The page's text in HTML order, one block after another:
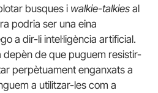
busques i walkie-talkies al
podria ser una eina
a dir-li intel·ligència artificial.
depèn de que puguem resistir-
perpètuament enganxats a
a utilitzar-les com a